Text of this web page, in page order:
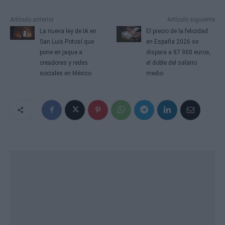
Artículo anterior
La nueva ley de IA en
San Luis Potosí que
pone en jaque a
creadores y redes
sociales en México
Artículo siguiente
El precio de la felicidad
en España 2026 se
dispara a 87.900 euros,
el doble del salario
medio